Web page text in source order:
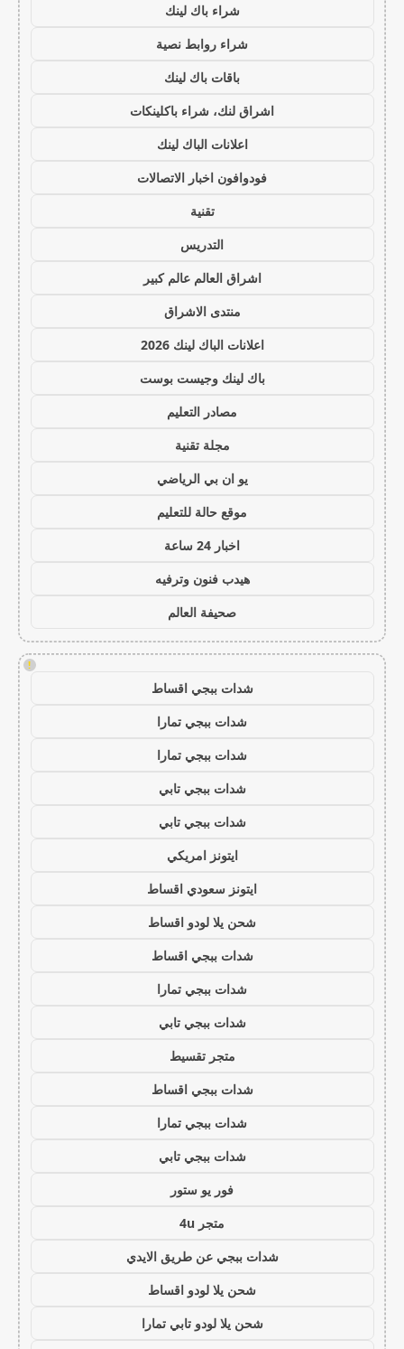
شراء باك لينك
شراء روابط نصية
باقات باك لينك
اشراق لنك، شراء باكلينكات
اعلانات الباك لينك
فودوافون اخبار الاتصالات
تقنية
التدريس
اشراق العالم عالم كبير
منتدى الاشراق
اعلانات الباك لينك 2026
باك لينك وجيست بوست
مصادر التعليم
مجلة تقنية
يو ان بي الرياضي
موقع حالة للتعليم
اخبار 24 ساعة
هيدب فنون وترفيه
صحيفة العالم
!
شدات ببجي اقساط
شدات ببجي تمارا
شدات ببجي تمارا
شدات ببجي تابي
شدات ببجي تابي
ايتونز امريكي
ايتونز سعودي اقساط
شحن يلا لودو اقساط
شدات ببجي اقساط
شدات ببجي تمارا
شدات ببجي تابي
متجر تقسيط
شدات ببجي اقساط
شدات ببجي تمارا
شدات ببجي تابي
فور يو ستور
متجر 4u
شدات ببجي عن طريق الايدي
شحن يلا لودو اقساط
شحن يلا لودو تابي تمارا